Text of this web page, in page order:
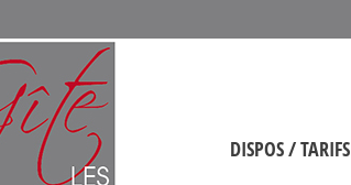
DISPOS / TARIFS